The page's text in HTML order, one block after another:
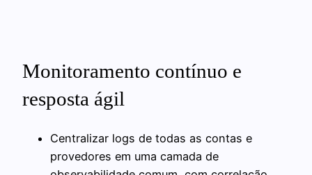
Monitoramento contínuo e
resposta ágil
Centralizar logs de todas as contas e
provedores em uma camada de